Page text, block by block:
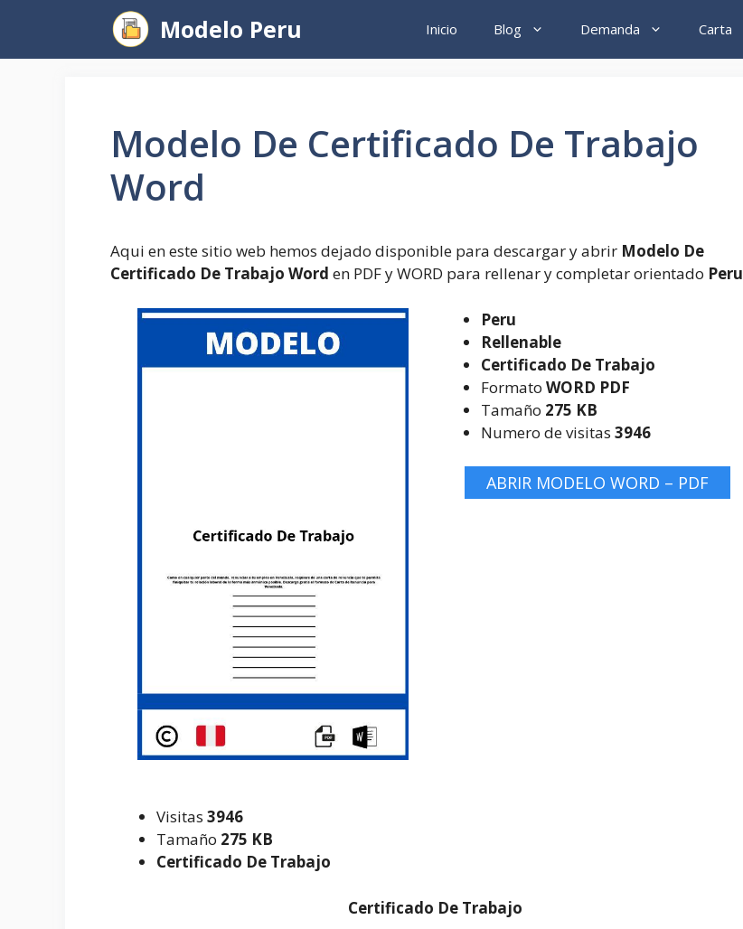
contenido
Modelo Peru Inicio Blog Demanda Carta
Modelo De Certificado De Trabajo
Word
Aqui en este sitio web hemos dejado disponible para descargar y abrir Modelo De
Certificado De Trabajo Word en PDF y WORD para rellenar y completar orientado Peru
Peru
Rellenable
Certificado De Trabajo
Formato WORD PDF
Tamaño 275 KB
Numero de visitas 3946
ABRIR MODELO WORD – PDF
Visitas 3946
Tamaño 275 KB
Certificado De Trabajo
Certificado De Trabajo